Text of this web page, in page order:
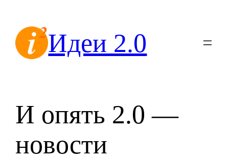
содержимомуИдеи 2.0
И опять 2.0 —
новости